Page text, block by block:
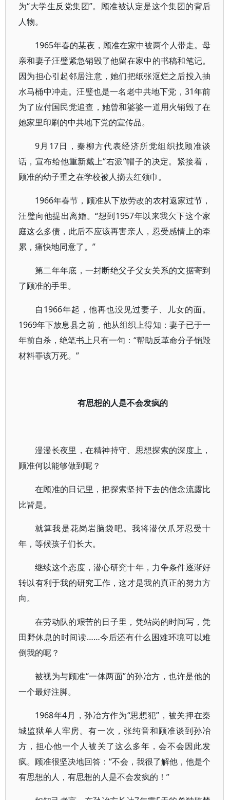
为“大学生反党集团”。顾准被认定是这个集团的背后
人物。
1965年春的某夜，顾准在家中被两个人带走。母
亲和妻子汪璧紧急销毁了他留在家中的书稿和笔记。
因为担心引起邻居注意，她们把纸张沤烂之后投入抽
水马桶中冲走。汪璧也是一名老中共地下党，31年前
为了应付国民党追查，她曾和婆婆一道用火销毁了在
她家里印刷的中共地下党的宣传品。
9月17日，秦柳方代表经济所党组织找顾准谈
话，宣布给他重新戴上“右派”帽子的决定。紧接着，
顾准的幼子重之在学校被人摘去红领巾。
1966年春节，顾准从下放劳改的农村返家过节，
汪璧向他提出离婚。“想到1957年以来我欠下这个家
庭这么多债，此后不应该再害亲人，忍受感情上的牵
累，痛快地同意了。”
第二年年底，一封断绝父子父女关系的文据寄到
了顾准的手里。
自1966年起，他再也没见过妻子、儿女的面。
1969年下放息县之前，他从组织上得知：妻子已于一
年前自杀，绝笔书上只有一句：“帮助反革命分子销毁
材料罪该万死。”
有思想的人是不会发疯的
漫漫长夜里，在精神持守、思想探索的深度上，
顾准何以能够做到呢？
在顾准的日记里，把探索坚持下去的信念流露比
比皆是。
就算我是花岗岩脑袋吧。我将潜伏爪牙忍受十
年，等候孩子们长大。
继续这个态度，潜心研究十年，力争条件逐渐好
转以有利于我的研究工作，这才是我的真正的努力方
向。
在劳动队的艰苦的日子里，凭站岗的时间写，凭
田野休息的时间读……今后还有什么困难环境可以难
倒我的呢？
被视为与顾准“一体两面”的孙冶方，也许是他的
一个最好注脚。
1968年4月，孙冶方作为“思想犯”，被关押在秦
城监狱单人牢房。有一次，张纯音和顾准谈到孙冶
方，担心他一个人被关了这么多年，会不会因此发
疯。顾准很坚决地回答：“不会，我很了解他，他是个
有思想的人，有思想的人是不会发疯的！”